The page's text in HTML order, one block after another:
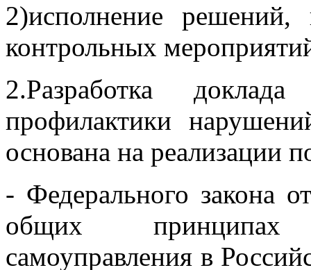
2)исполнение решений,
контрольных
2.Разработка
профилактики
основана на реализации
- Федерального
общих принципах
самоуправления в